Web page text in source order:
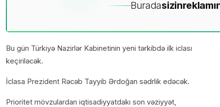
Buradasizin
Bu gün Türkiyə Nazirlər Kabinetinin yeni tərkibdə ilk iclası
keçiriləcək.
İclasa Prezident Rəcəb Tayyib Ərdoğan sədrlik edəcək.
Prioritet mövzulardan iqtisadiyyatdakı son vəziyyət,